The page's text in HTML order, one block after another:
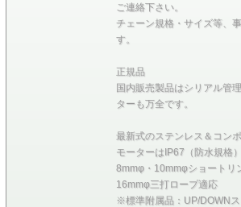
ご連絡下さい。
チェーン規格・サイズ等、
す。
正規品
国内販売製品はシリアル管
ターも万全です。
最新式のステンレス＆コン
モーターはIP67（防水規格
8mmφ・10mmφショートリ
16mmφ三打ロープ適応
※標準附属品：UP/DOWN